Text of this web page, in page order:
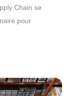
Chain se
pour